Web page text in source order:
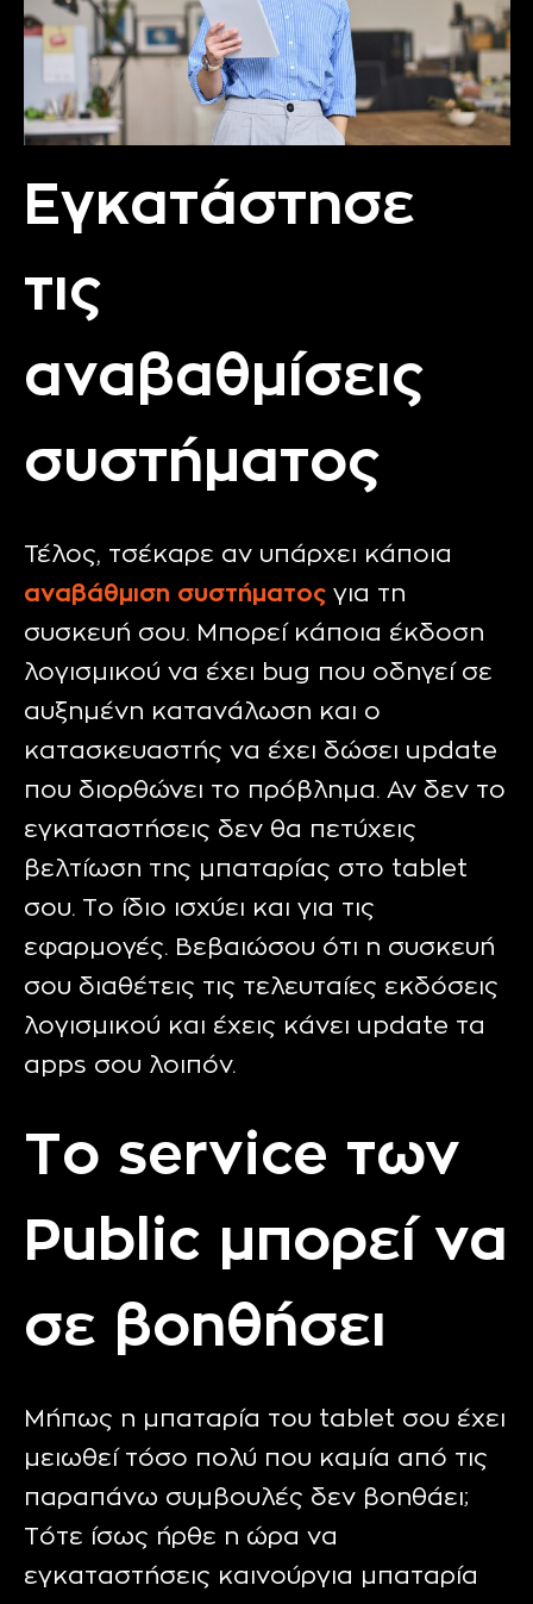
Εγκατάστησε
τις
αναβαθμίσεις
συστήματος
Τέλος, τσέκαρε αν υπάρχει κάποια
αναβάθμιση συστήματοςγια τη
συσκευή σου. Μπορεί κάποια έκδοση
λογισμικού να έχει bug που οδηγεί σε
αυξημένη κατανάλωση και ο
κατασκευαστής να έχει δώσει update
που διορθώνει το πρόβλημα. Αν δεν το
εγκαταστήσεις δεν θα πετύχεις
βελτίωση της μπαταρίας στο tablet
σου. Το ίδιο ισχύει και για τις
εφαρμογές. Βεβαιώσου ότι η συσκευή
σου διαθέτεις τις τελευταίες εκδόσεις
λογισμικού και έχεις κάνει update τα
apps σου λοιπόν.
Το service των
Public μπορεί να
σε βοηθήσει
Μήπως η μπαταρία του tablet σου έχει
μειωθεί τόσο πολύ που καμία από τις
παραπάνω συμβουλές δεν βοηθάει;
Τότε ίσως ήρθε η ώρα να
εγκαταστήσεις καινούργια μπαταρία